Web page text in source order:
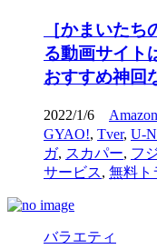
［かまいた
る動画サイト
おすすめ神回
2022/1/6
GYAO!, Tver, U-
ガ, スカパー, フ
サービス, 無料ト
バラエティ